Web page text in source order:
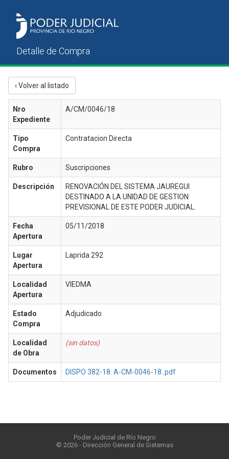
‹ Volver al listado
Nro
Expediente
A/CM/0046/18
Tipo
Compra
Contratacion Directa
Rubro Suscripciones
Descripción
RENOVACIÓN DEL SISTEMA JAUREGUI
DESTINADO A LA UNIDAD DE GESTION
PREVISIONAL DE ESTE PODER JUDICIAL.
Fecha
Apertura
05/11/2018
Lugar
Apertura
Laprida 292
Localidad
Apertura
VIEDMA
Estado
Compra
Adjudicado
Localidad
de Obra
(sin datos)
Documentos DISPO 382-18. A-CM-0046-18..pdf